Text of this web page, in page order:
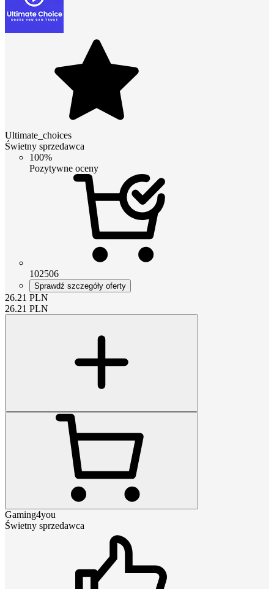
Ultimate_choices
Świetny sprzedawca
100%
Pozytywne oceny
102506
Sprawdź szczegóły oferty
26.21 PLN
26.21 PLN
Gaming4you
Świetny sprzedawca